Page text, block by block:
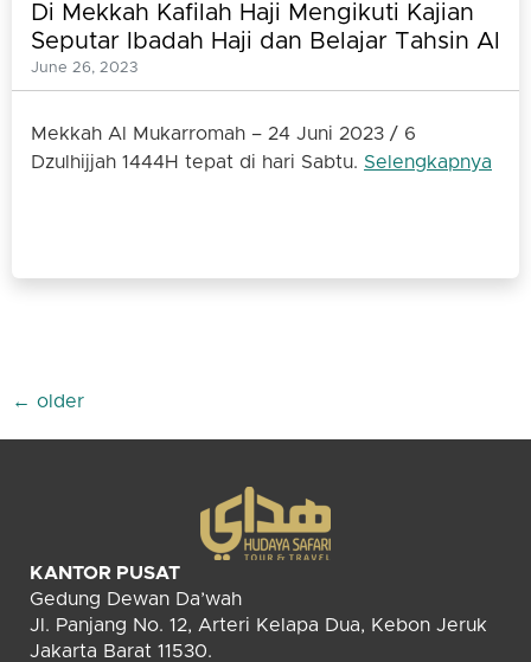
Di Mekkah Kafilah Haji Mengikuti Kajian
Seputar Ibadah Haji dan Belajar Tahsin Al
Quran
June 26, 2023
Mekkah Al Mukarromah – 24 Juni 2023 / 6
Dzulhijjah 1444H tepat di hari Sabtu. Selengkapnya
← older
KANTOR PUSAT
Gedung Dewan Da’wah
Jl. Panjang No. 12, Arteri Kelapa Dua, Kebon Jeruk
Jakarta Barat 11530.